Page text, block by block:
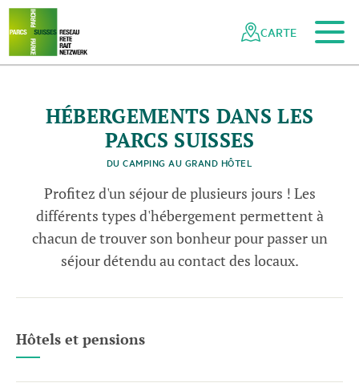
Naviguer
dans
réseau
Navigation
rapide
Vers le contenu principal
Vers la navigation mobile
Vers la recherche
Vers la zone des pieds
Vers le plan du site
CARTE
N
a
t
u
r
p
a
r
k
B
e
v
e
r
in©
S
u i
s s
e
T
o
u
r
i
s
me
-
O
F E
V
/
M
a
r
c u
s
G
y
g
e r
HÉBERGEMENTS DANS LES
PARCS SUISSES
DU CAMPING AU GRAND HÔTEL
Profitez d'un séjour de plusieurs jours ! Les
différents types d'hébergement permettent à
chacun de trouver son bonheur pour passer un
séjour détendu au contact des locaux.
Hôtels et pensions